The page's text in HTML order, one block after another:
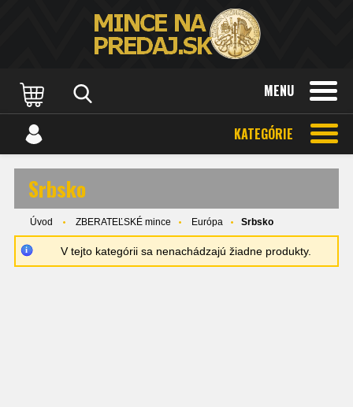
MENU
KATEGÓRIE
Srbsko
Úvod ZBERATEĽSKÉ mince Európa Srbsko
V tejto kategórii sa nenachádzajú žiadne produkty.